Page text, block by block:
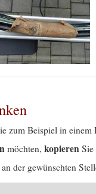
zum Beispiel in
möchten,kopieren
der gewünschten